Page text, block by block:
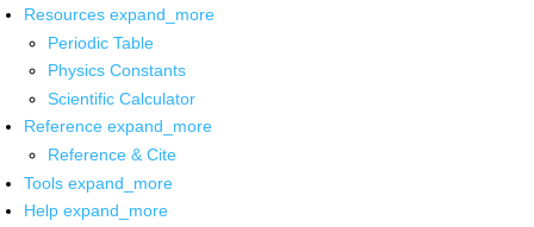
Resources expand_more
Periodic Table
Physics Constants
Scientific Calculator
Reference expand_more
Reference & Cite
Tools expand_more
Help expand_more